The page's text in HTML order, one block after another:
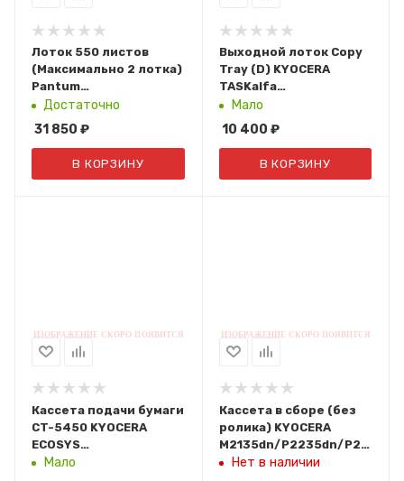
Лоток 550 листов
(Максимально 2 лотка)
Pantum
CM230DN/CM230ADN/CM230ADW
(CPT-230)
Достаточно
31 850 ₽
В КОРЗИНУ
Выходной лоток Copy
Tray (D) KYOCERA
TASKalfa
6551ci/7551ci/8000i/6501i/
(100 л. снизу, 250 л.
сверху) 1902LF0UN1
Мало
10 400 ₽
В КОРЗИНУ
Кассета подачи бумаги
CT-5450 KYOCERA
ECOSYS
MA2600cwfx/MA2600cwx/MA2600cfx/MA2101cwfx/
Мало
Кассета в сборе (без
ролика) KYOCERA
M2135dn/P2235dn/
(Тех. упак.)
Нет в наличии